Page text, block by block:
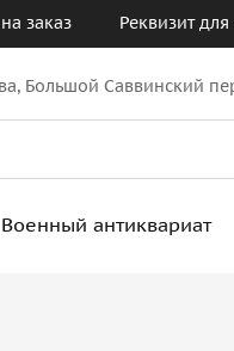
заказ Реквизит
Большой Саввинский
Военный антиквариат